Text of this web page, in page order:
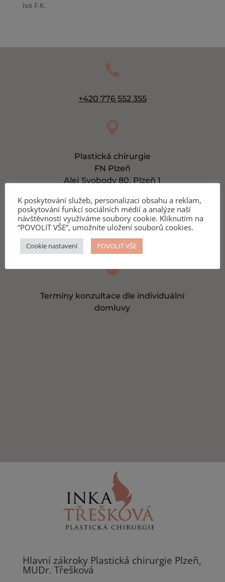
Iva F.K.

+420 776 552 355

Plastická chirurgie
FN Plzeň
Alej Svobody 80, Plzeň 1

info@inkatreskova.cz

Termíny konzultace dle individuální
domluvy
Hlavní zákroky Plastická chirurgie Plzeň,
MUDr. Třešková
K poskytování služeb, personalizaci obsahu a reklam,
poskytování funkcí sociálních médií a analýze naší
návštěvnosti využíváme soubory cookie. Kliknutím na
“POVOLIT VŠE”, umožníte uložení souborů cookies.
Cookie nastavení POVOLIT VŠE